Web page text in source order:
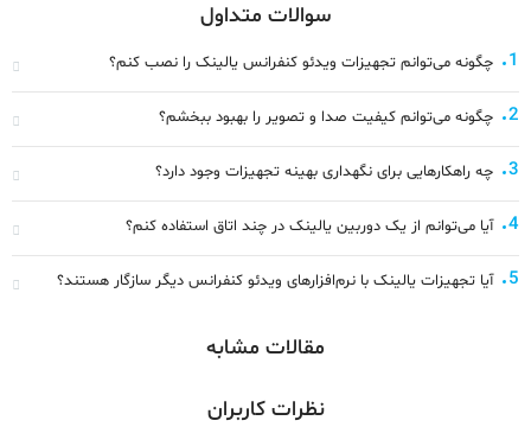
سوالات متداول
1 چگونه می‌توانم تجهیزات ویدئو کنفرانس یالینک را نصب کنم؟
2 چگونه می‌توانم کیفیت صدا و تصویر را بهبود ببخشم؟
3 چه راهکارهایی برای نگهداری بهینه تجهیزات وجود دارد؟
4 آیا می‌توانم از یک دوربین یالینک در چند اتاق استفاده کنم؟
5 آیا تجهیزات یالینک با نرم‌افزارهای ویدئو کنفرانس دیگر سازگار هستند؟
مقالات مشابه
نظرات کاربران